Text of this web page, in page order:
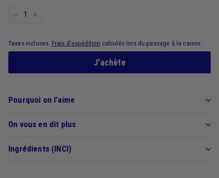
Taxes incluses. Frais d'expédition calculés lors du passage à la caisse.
J'achète
Pourquoi on l'aime
On vous en dit plus
Ingrédients (INCI)